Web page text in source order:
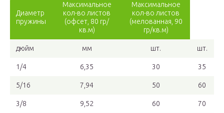
Диаметр
пружины
Максимальное
кол-во листов
(офсет, 80 гр/
кв.м)
Максимальное
кол-во листов
(мелованная, 90
гр/кв.м)
дюйм мм шт. шт.
1/4 6,35 30 35
5/16 7,94 50 60
3/8 9,52 60 70